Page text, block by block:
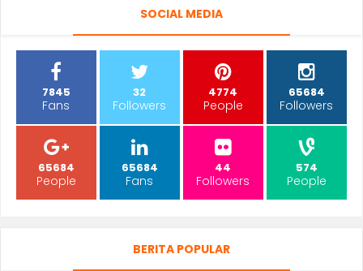
SOCIAL MEDIA
7845
Fans
32
Followers
4774
People
65684
Followers
65684
People
65684
Fans
44
Followers
574
People
BERITA POPULAR